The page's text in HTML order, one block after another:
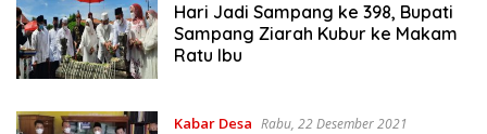
Hari Jadi Sampang ke 398, Bupati
Sampang Ziarah Kubur ke Makam
Ratu Ibu
Kabar Desa Rabu, 22 Desember 2021